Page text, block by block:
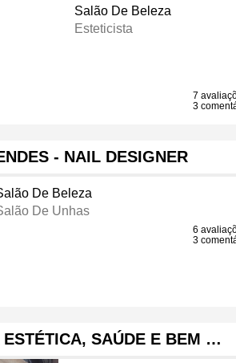
Salão De Beleza
Esteticista
7
3
- NAIL DESIGNER
De Beleza
De Unhas
6
3
ESTÉTICA, SAÚDE E BEM …